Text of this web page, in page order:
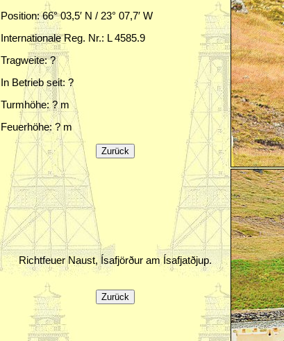
Position: 66° 03,5′ N / 23° 07,7′ W
Internationale Reg. Nr.: L 4585.9
Tragweite: ?
In Betrieb seit: ?
Turmhöhe: ? m
Feuerhöhe: ? m
Richtfeuer Naust, Ísafjörður am Ísafjatðjup.